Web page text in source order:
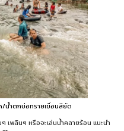
น้ำตกบ่อทรายเขื่อนสียัด
เพลินๆ หรือจะเล่นน้ำคลายร้อน แนะนำ